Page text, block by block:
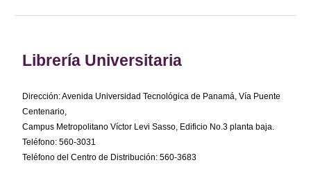
Librería Universitaria
Dirección: Avenida Universidad Tecnológica de Panamá, Vía Puente
Centenario,
Campus Metropolitano Víctor Levi Sasso, Edificio No.3 planta baja.
Teléfono: 560-3031
Teléfono del Centro de Distribución: 560-3683